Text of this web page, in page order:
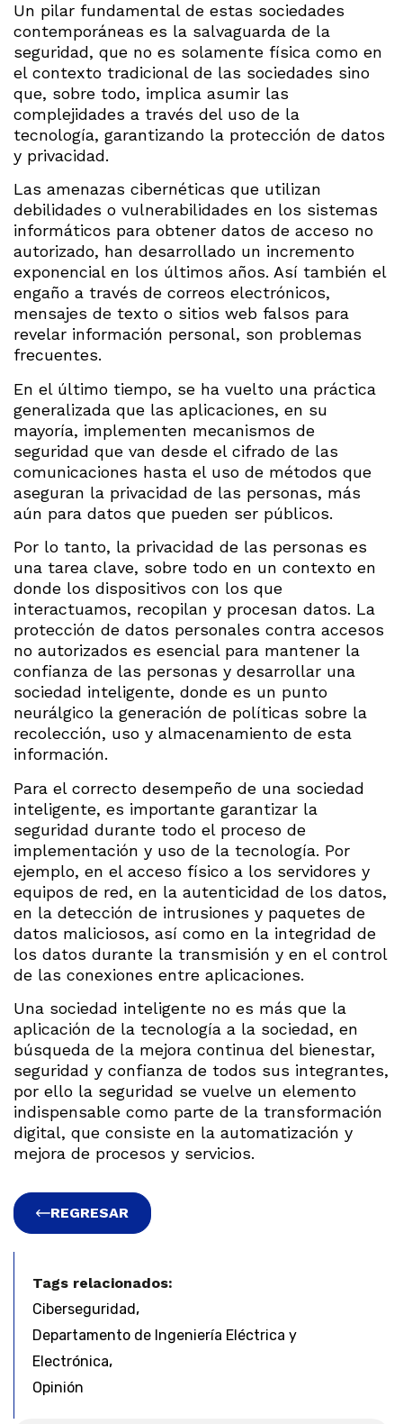
Un pilar fundamental de estas sociedades
contemporáneas es la salvaguarda de la
seguridad, que no es solamente física como en
el contexto tradicional de las sociedades sino
que, sobre todo, implica asumir las
complejidades a través del uso de la
tecnología, garantizando la protección de datos
y privacidad.
Las amenazas cibernéticas que utilizan
debilidades o vulnerabilidades en los sistemas
informáticos para obtener datos de acceso no
autorizado, han desarrollado un incremento
exponencial en los últimos años. Así también el
engaño a través de correos electrónicos,
mensajes de texto o sitios web falsos para
revelar información personal, son problemas
frecuentes.
En el último tiempo, se ha vuelto una práctica
generalizada que las aplicaciones, en su
mayoría, implementen mecanismos de
seguridad que van desde el cifrado de las
comunicaciones hasta el uso de métodos que
aseguran la privacidad de las personas, más
aún para datos que pueden ser públicos.
Por lo tanto, la privacidad de las personas es
una tarea clave, sobre todo en un contexto en
donde los dispositivos con los que
interactuamos, recopilan y procesan datos. La
protección de datos personales contra accesos
no autorizados es esencial para mantener la
confianza de las personas y desarrollar una
sociedad inteligente, donde es un punto
neurálgico la generación de políticas sobre la
recolección, uso y almacenamiento de esta
información.
Para el correcto desempeño de una sociedad
inteligente, es importante garantizar la
seguridad durante todo el proceso de
implementación y uso de la tecnología. Por
ejemplo, en el acceso físico a los servidores y
equipos de red, en la autenticidad de los datos,
en la detección de intrusiones y paquetes de
datos maliciosos, así como en la integridad de
los datos durante la transmisión y en el control
de las conexiones entre aplicaciones.
Una sociedad inteligente no es más que la
aplicación de la tecnología a la sociedad, en
búsqueda de la mejora continua del bienestar,
seguridad y confianza de todos sus integrantes,
por ello la seguridad se vuelve un elemento
indispensable como parte de la transformación
digital, que consiste en la automatización y
mejora de procesos y servicios.
REGRESAR
Tags relacionados:
Ciberseguridad,
Departamento de Ingeniería Eléctrica y
Electrónica,
Opinión